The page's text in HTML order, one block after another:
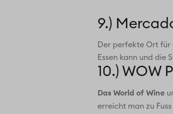
9.)
Der perfekte Ort für
Essen kann und
10.) WOW
Das World of Wine
erreicht man zu